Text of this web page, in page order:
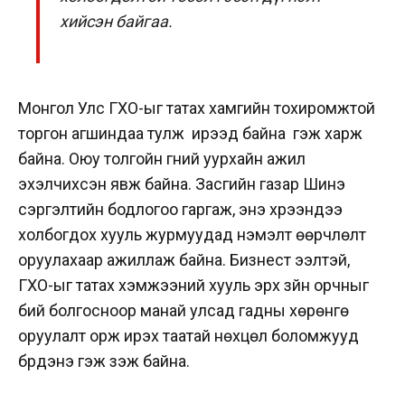
хийсэн байгаа.
Монгол Улс ГХО-ыг татах хамгийн тохиромжтой
торгон агшиндаа тулж ирээд байна гэж харж
байна. Оюу толгойн гүний уурхайн ажил
эхэлчихсэн явж байна. Засгийн газар Шинэ
сэргэлтийн бодлогоо гаргаж, энэ хүрээндээ
холбогдох хууль журмуудад нэмэлт өөрчлөлт
оруулахаар ажиллаж байна. Бизнест ээлтэй,
ГХО-ыг татах хэмжээний хууль эрх зүйн орчныг
бий болгосноор манай улсад гадны хөрөнгө
оруулалт орж ирэх таатай нөхцөл боломжууд
бүрдэнэ гэж үзэж байна.